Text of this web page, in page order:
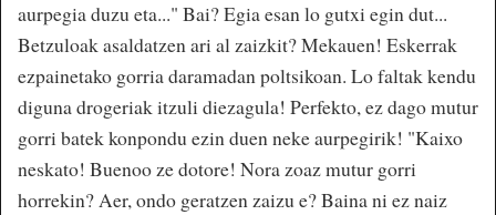
aurpegia duzu eta..." Bai? Egia esan lo gutxi egin dut...
Betzuloak asaldatzen ari al zaizkit? Mekauen! Eskerrak
ezpainetako gorria daramadan poltsikoan. Lo faltak kendu
diguna drogeriak itzuli diezagula! Perfekto, ez dago mutur
gorri batek konpondu ezin duen neke aurpegirik! "Kaixo
neskato! Buenoo ze dotore! Nora zoaz mutur gorri
horrekin? Aer, ondo geratzen zaizu e? Baina ni ez naiz